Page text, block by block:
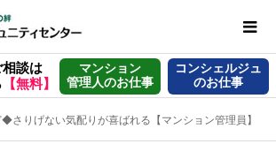
談は
【無料】
マンション
管理人のお仕事
コンシェルジュ
のお仕事
さりげない気配りが喜ばれる【マンション管理員】